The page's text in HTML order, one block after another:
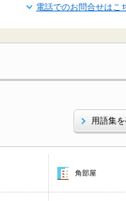
電話でのお問合せはこ
用語集
角部屋